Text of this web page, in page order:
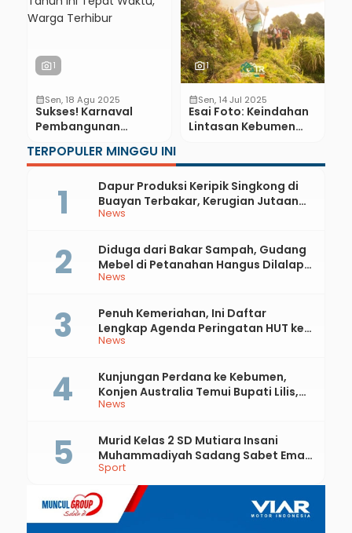
photo_camera1
Sukses! Karnaval
Pembangunan
Tepat Waktu, Warga
Terhibur
calendar_monthSen, 18 Agu 2025
photo_camera1
Esai Foto: Keindahan
Lintasan Kebumen
calendar_monthSen, 14 Jul 2025
TERPOPULER MINGGU INI
News
Dapur Produksi Keripik Singkong di
Buayan Terbakar, Kerugian Jutaan
Rupiah
News
Diduga dari Bakar Sampah, Gudang
Mebel di Petanahan Hangus Dilalap
Api
News
Penuh Kemeriahan, Ini Daftar
Lengkap Agenda Peringatan HUT ke-
81 RI dan Hari Jadi ke-397 Kabupaten
News
Kunjungan Perdana ke Kebumen,
Konjen Australia Temui Bupati Lilis,
Ini yang Dibahas
Sport
Murid Kelas 2 SD Mutiara Insani
Muhammadiyah Sadang Sabet Emas
dan Perak di Kejurda Tapak Suci
Kebumen 2026